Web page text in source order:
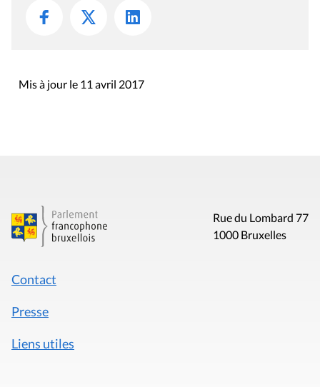
Mis à jour le 11 avril 2017
Rue du Lombard 77
1000 Bruxelles
Contact
Presse
Liens utiles